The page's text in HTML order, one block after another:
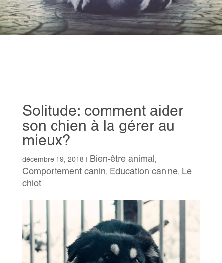
Solitude: comment aider
son chien à la gérer au
mieux?
décembre 19, 2018 | Bien-être animal,
Comportement canin, Education canine, Le
chiot